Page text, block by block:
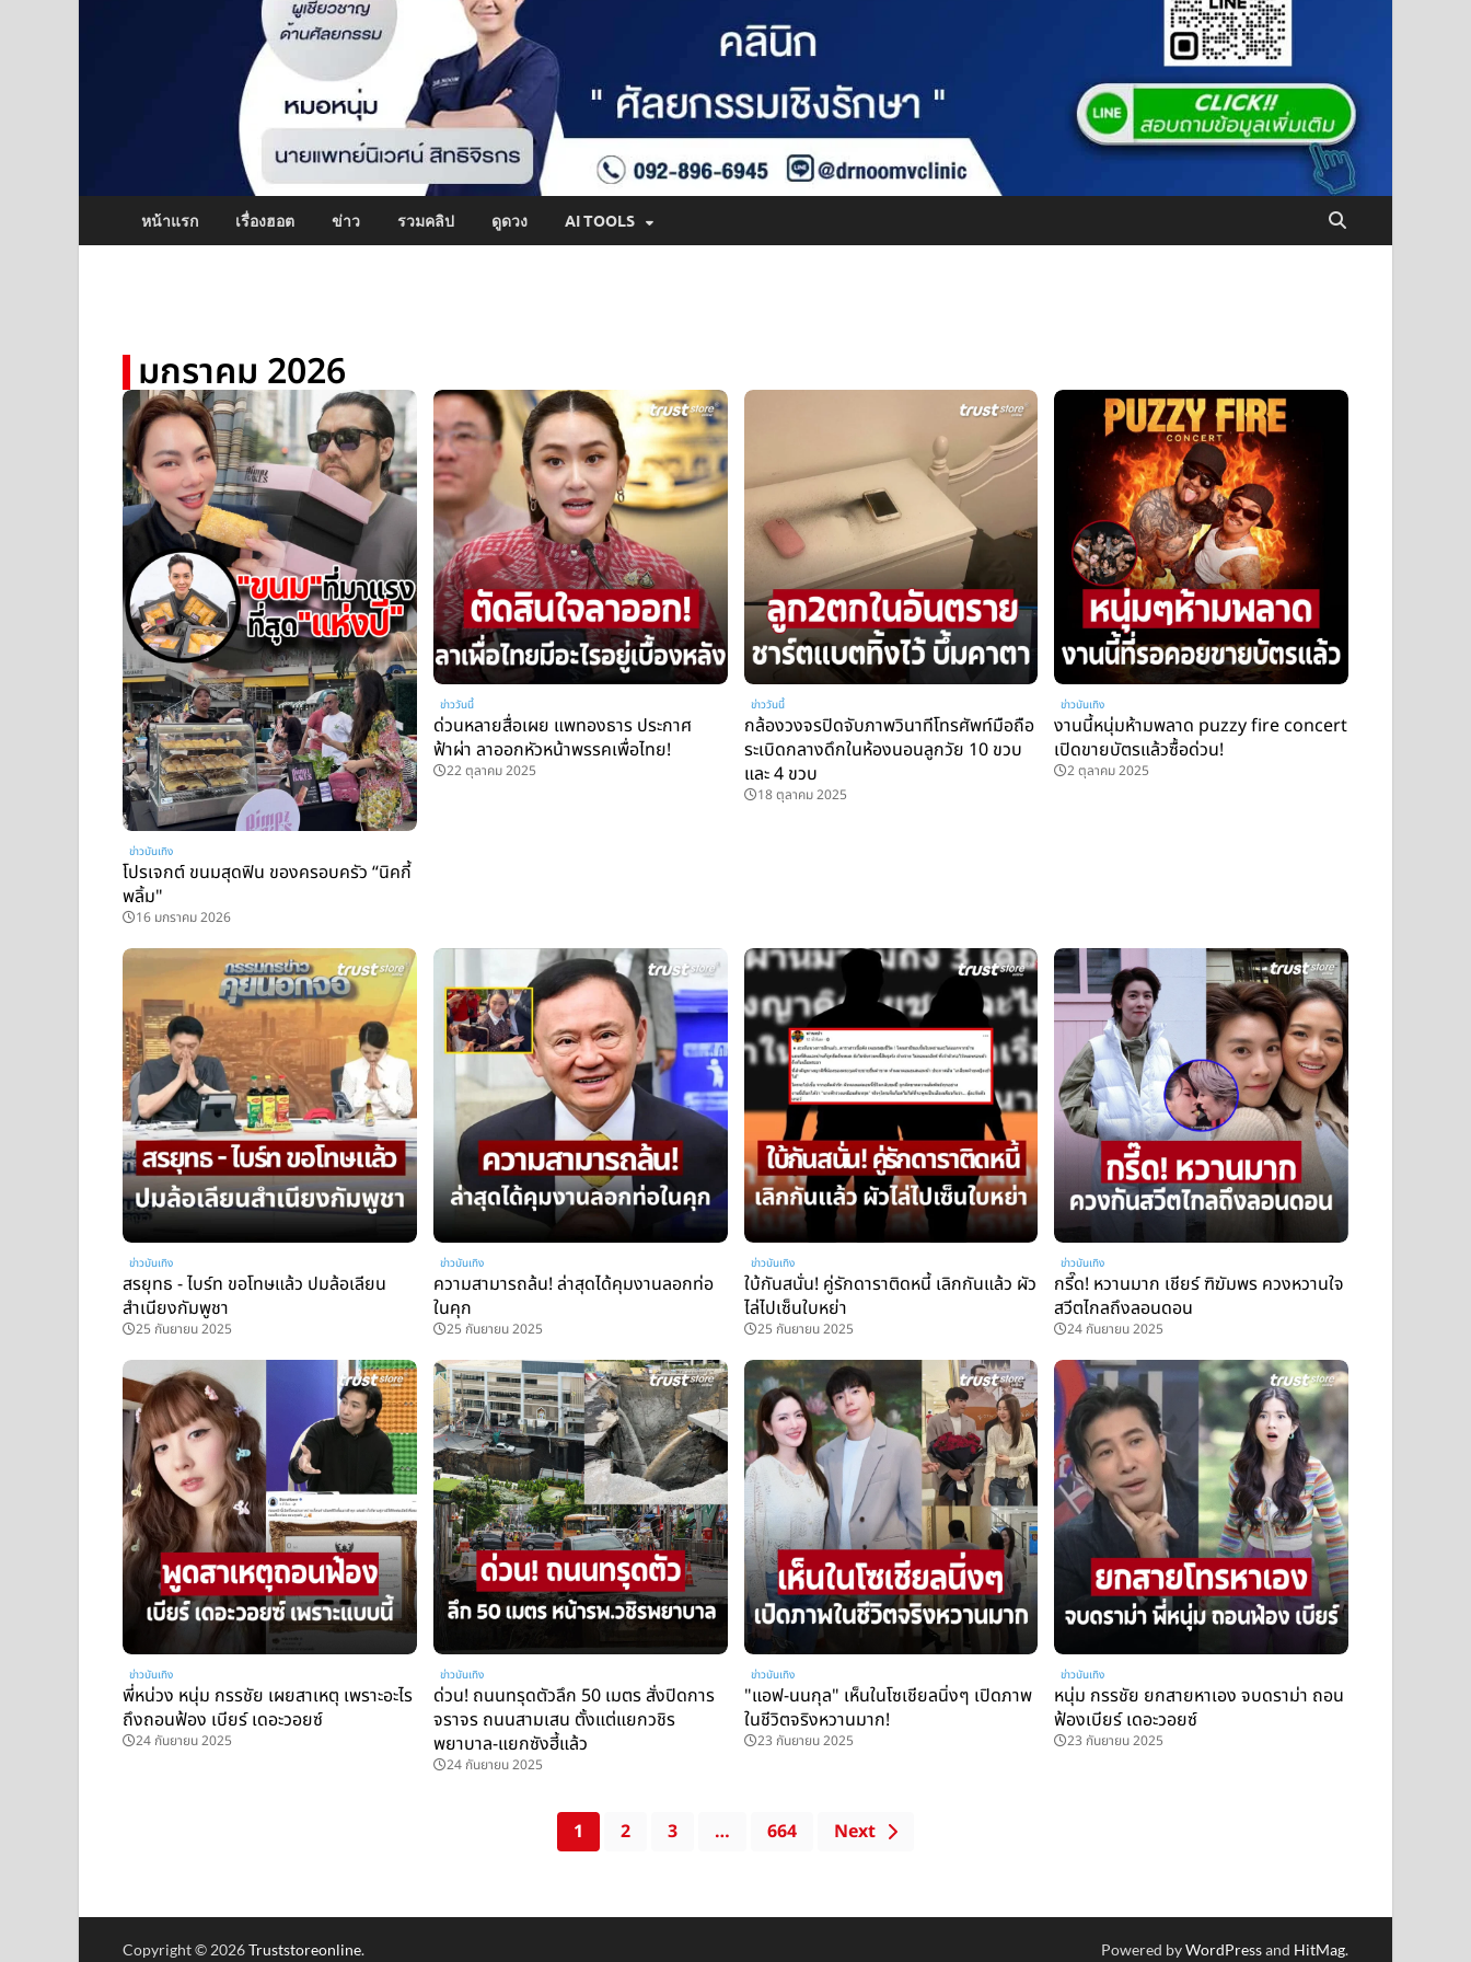
หน้าแรก เรื่องฮอต ข่าว รวมคลิป ดูดวง AI TOOLS
มกราคม 2026
ข่าวบันเทิง
โปรเจกต์ ขนมสุดฟิน ของครอบครัว “นิคกี้
พลิ้ม"
16 มกราคม 2026
ข่าววันนี้
ด่วนหลายสื่อเผย แพทองธาร ประกาศ
ฟ้าผ่า ลาออกหัวหน้าพรรคเพื่อไทย!
22 ตุลาคม 2025
ข่าววันนี้
กล้องวงจรปิดจับภาพวินาทีโทรศัพท์มือถือ
ระเบิดกลางดึกในห้องนอนลูกวัย 10 ขวบ
และ 4 ขวบ
18 ตุลาคม 2025
ข่าวบันเทิง
งานนี้หนุ่มห้ามพลาด puzzy fire concert
เปิดขายบัตรแล้วซื้อด่วน!
2 ตุลาคม 2025
ข่าวบันเทิง
สรยุทธ - ไบร์ท ขอโทษแล้ว ปมล้อเลียน
สำเนียงกัมพูชา
25 กันยายน 2025
ข่าวบันเทิง
ความสามารถล้น! ล่าสุดได้คุมงานลอกท่อ
ในคุก
25 กันยายน 2025
ข่าวบันเทิง
ใบ้กันสนั่น! คู่รักดาราติดหนี้ เลิกกันแล้ว ผัว
ไล่ไปเซ็นใบหย่า
25 กันยายน 2025
ข่าวบันเทิง
กรี๊ด! หวานมาก เชียร์ ฑิฆัมพร ควงหวานใจ
สวีตไกลถึงลอนดอน
24 กันยายน 2025
ข่าวบันเทิง
พี่หน่วง หนุ่ม กรรชัย เผยสาเหตุ เพราะอะไร
ถึงถอนฟ้อง เบียร์ เดอะวอยซ์
24 กันยายน 2025
ข่าวบันเทิง
ด่วน! ถนนทรุดตัวลึก 50 เมตร สั่งปิดการ
จราจร ถนนสามเสน ตั้งแต่แยกวชิร
พยาบาล-แยกซังฮี้แล้ว
24 กันยายน 2025
ข่าวบันเทิง
"แอฟ-นนกุล" เห็นในโซเชียลนิ่งๆ เปิดภาพ
ในชีวิตจริงหวานมาก!
23 กันยายน 2025
ข่าวบันเทิง
หนุ่ม กรรชัย ยกสายหาเอง จบดราม่า ถอน
ฟ้องเบียร์ เดอะวอยซ์
23 กันยายน 2025
1 2 3 … 664 Next
Copyright © 2026Truststoreonline. Powered byWordPressand HitMag.